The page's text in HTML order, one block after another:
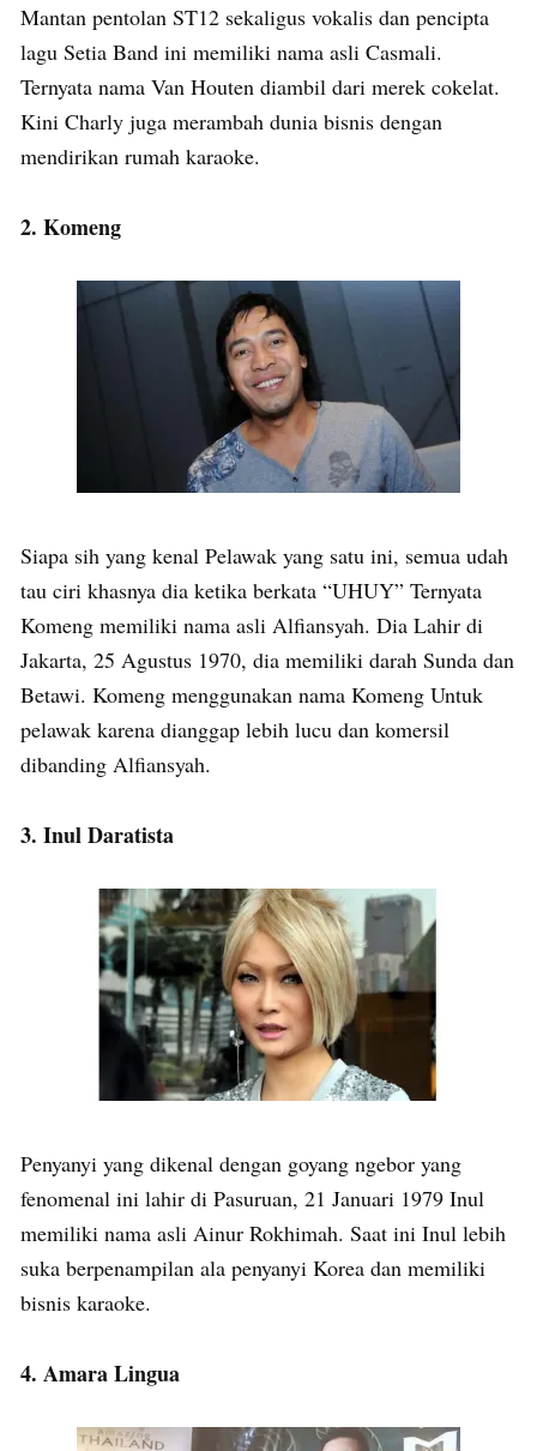
Mantan pentolan ST12 sekaligus vokalis dan pencipta
lagu Setia Band ini memiliki nama asli Casmali.
Ternyata nama Van Houten diambil dari merek cokelat.
Kini Charly juga merambah dunia bisnis dengan
mendirikan rumah karaoke.
2. Komeng
Siapa sih yang kenal Pelawak yang satu ini, semua udah
tau ciri khasnya dia ketika berkata “UHUY” Ternyata
Komeng memiliki nama asli Alfiansyah. Dia Lahir di
Jakarta, 25 Agustus 1970, dia memiliki darah Sunda dan
Betawi. Komeng menggunakan nama Komeng Untuk
pelawak karena dianggap lebih lucu dan komersil
dibanding Alfiansyah.
3. Inul Daratista
Penyanyi yang dikenal dengan goyang ngebor yang
fenomenal ini lahir di Pasuruan, 21 Januari 1979 Inul
memiliki nama asli Ainur Rokhimah. Saat ini Inul lebih
suka berpenampilan ala penyanyi Korea dan memiliki
bisnis karaoke.
4. Amara Lingua